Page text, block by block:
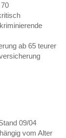
ab 65 teurer
09/04
vom Alter